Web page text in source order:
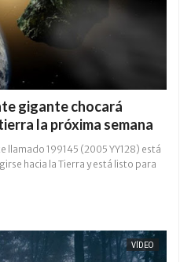
gigante chocará
la próxima semana
199145 (2005 YY128) está
hacia la Tierra y está listo para
VÍDEO